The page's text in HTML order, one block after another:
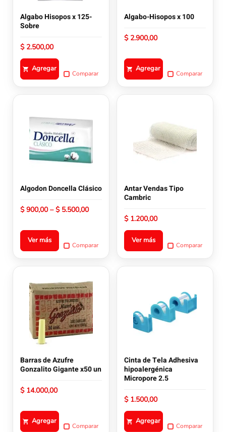
Algabo Hisopos x 125-
Sobre
$2.500,00
Agregar
Comparar
Algabo-Hisopos x 100
$2.900,00
Agregar
Comparar
Algodon Doncella Clásico
$900,00 – $5.500,00Rango
hasta
Ver más
múltiples
variantes.
opciones
pueden
elegir
producto
Comparar
Antar Vendas Tipo
Cambric
$1.200,00
Ver más
variantes.
elegir
producto
Comparar
Barras de Azufre
Gonzalito Gigante x50 un
$14.000,00
Agregar
Comparar
Cinta de Tela Adhesiva
hipoalergénica
Micropore 2.5
$1.500,00
Agregar
Comparar